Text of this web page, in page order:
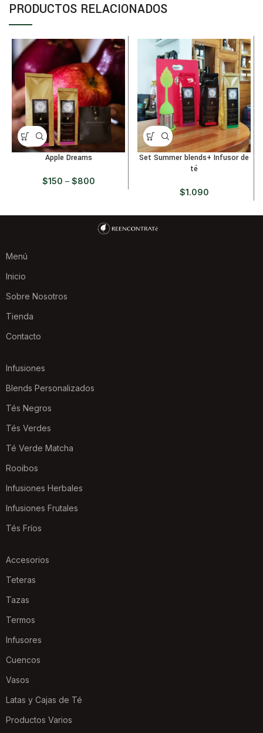
PRODUCTOS RELACIONADOS
Apple Dreams
$150 – $800
Set Summer blends+ Infusor de
té
$1.090
Menú
Inicio
Sobre Nosotros
Tienda
Contacto
Infusiones
Blends Personalizados
Tés Negros
Tés Verdes
Té Verde Matcha
Rooibos
Infusiones Herbales
Infusiones Frutales
Tés Fríos
Accesorios
Teteras
Tazas
Termos
Infusores
Cuencos
Vasos
Latas y Cajas de Té
Productos Varios